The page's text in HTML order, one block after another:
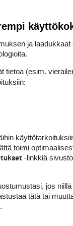
kannata panostaa!!
pyrkinyt olemaan
mielellään holari
näytteen
otetaan suurina
voiton mahdollisesti
taas paljon.
mutta joutui
ja laadukkaat
tietoa (esim.
toimi
-linkkiä
jos
tätä tai